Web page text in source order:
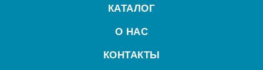
КАТАЛОГ
О НАС
КОНТАКТЫ